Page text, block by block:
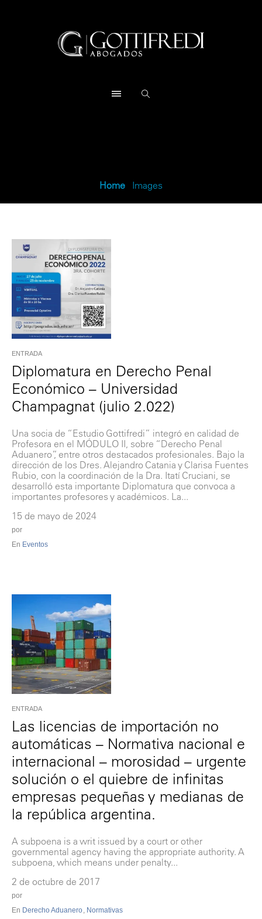
Home Images
ENTRADA
Diplomatura en Derecho Penal
Económico – Universidad
Champagnat (julio 2.022)
Una socia de “Estudio Gottifredi” integró en calidad de
Profesora en el MÓDULO II, sobre “Derecho Penal
Aduanero”, entre otros destacados profesionales. Bajo la
dirección de los Dres. Alejandro Catania y Clarisa Fuentes
Rubio, con la coordinación de la Dra. Itatí Cruciani, se
desarrolló esta importante Diplomatura que convoca a
importantes profesores y académicos. La...
15 de mayo de 2024
por
En Eventos
ENTRADA
Las licencias de importación no
automáticas – Normativa nacional e
internacional – morosidad – urgente
solución o el quiebre de infinitas
empresas pequeñas y medianas de
la república argentina.
A subpoena is a writ issued by a court or other
governmental agency having the appropriate authority. A
subpoena, which means under penalty...
2 de octubre de 2017
por
En Derecho Aduanero, Normativas